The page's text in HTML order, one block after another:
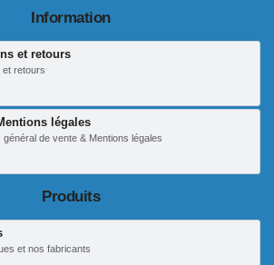
Information
et retours
et retours
légales
général de vente & Mentions légales
Produits
et nos fabricants